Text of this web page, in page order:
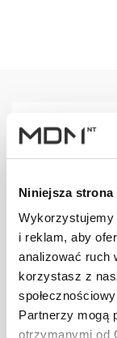
Niniejsza
Wykorzystujemy
i reklam, aby
analizować ruch
korzystasz z
Partnerzy mogą
otrzymanymi od
Warianty